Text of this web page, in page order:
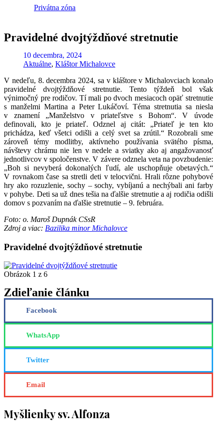
Privátna zóna
Pravidelné dvojtýždňové stretnutie
10 decembra, 2024
Aktuálne, Kláštor Michalovce
V nedeľu, 8. decembra 2024, sa v kláštore v Michalovciach konalo
pravidelné dvojtýždňové stretnutie. Tento týždeň bol však
výnimočný pre rodičov. Tí mali po dvoch mesiacoch opäť stretnutie
s manželmi Martina a Peter Lukáčoví. Téma stretnutia sa niesla
v znamení „Manželstvo v priateľstve s Bohom“. V úvode
definovali, kto je priateľ. Odznel aj citát: „Priateľ je ten kto
prichádza, keď všetci odišli a celý svet sa zrútil.“ Rozobrali sme
zároveň témy modlitby, aktívneho používania svätého písma,
návštevy chrámu nie len v nedele a sviatky ako aj angažovanosť
jednotlivcov v spoločenstve. V závere odznela veta na povzbudenie:
„Boh si nevyberá dokonalých ľudí, ale uschopňuje obetavých.“
V rovnakom čase sa stretli deti v telocvični. Hrali rôzne pohybové
hry ako rozuzlenie, sochy – sochy, vybíjanú a nechýbali ani farby
v pohybe. Deti sa už dnes tešia na ďalšie stretnutie a aj rodičia odišli
domov s pozvaním na ďalšie stretnutie – 9. februára.
Foto: o. Maroš Dupnák CSsR
Zdroj a viac: Bazilika minor Michalovce
Pravidelné dvojtýždňové stretnutie
Obrázok 1 z 6
Zdieľanie článku
Facebook
WhatsApp
Twitter
Email
Myšlienky sv. Alfonza